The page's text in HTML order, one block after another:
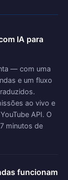
IA para
— com uma
e um fluxo
ao vivo e
API. O
minutos de
funcionam